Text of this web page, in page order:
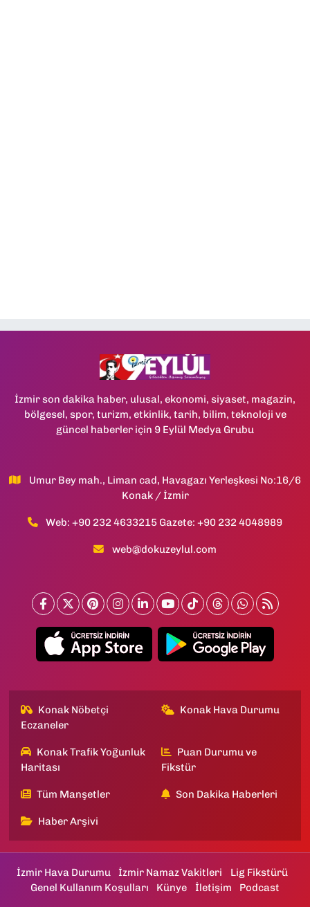
İzmir son dakika haber, ulusal, ekonomi, siyaset, magazin,
bölgesel, spor, turizm, etkinlik, tarih, bilim, teknoloji ve
güncel haberler için 9 Eylül Medya Grubu
Umur Bey mah., Liman cad, Havagazı Yerleşkesi No:16/6
Konak / İzmir
Web: +90 232 4633215 Gazete: +90 232 4048989
web@dokuzeylul.com
Konak Nöbetçi
Eczaneler
Konak Hava Durumu
Konak Trafik Yoğunluk
Haritası
Puan Durumu ve
Fikstür
Tüm Manşetler Son Dakika Haberleri
Haber Arşivi
İzmir Hava Durumu İzmir Namaz Vakitleri
Lig Fikstürü
Genel Kullanım Koşulları
Künye İletişim Podcast